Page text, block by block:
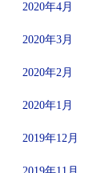
2020年4月
2020年3月
2020年2月
2020年1月
2019年12月